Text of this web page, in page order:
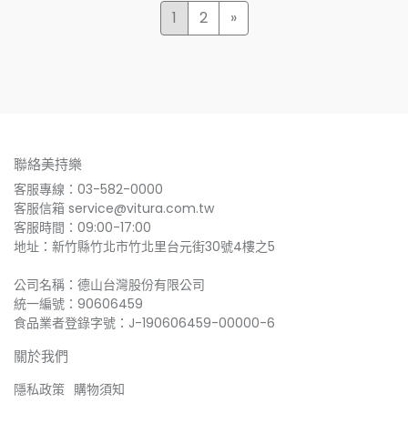
1 2 »
聯絡美持樂
客服專線：03-582-0000
客服信箱 service@vitura.com.tw
客服時間：09:00-17:00
地址：新竹縣竹北市竹北里台元街30號4樓之5
公司名稱：德山台灣股份有限公司
統一編號：90606459
食品業者登錄字號：J-190606459-00000-6
關於我們
隱私政策 購物須知